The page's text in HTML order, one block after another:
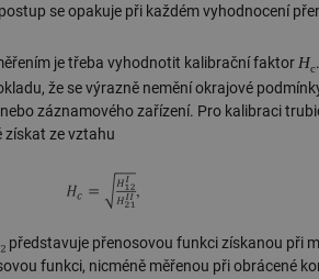
se opakuje při každém vyhodnocení
je třeba vyhodnotit kalibrační faktor Hc
že se výrazně nemění okrajové
záznamového zařízení. Pro kalibraci
získat ze vztahu
představuje přenosovou funkci získanou při
funkci, nicméně měřenou při obrácené
id
_hjFirstSeen
id